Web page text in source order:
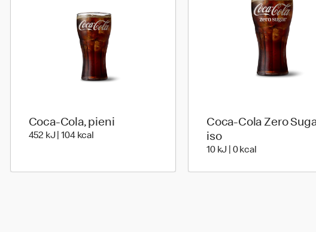
Coca-Cola, pieni
452 kJ | 104 kcal
Coca-Cola Zero
iso
10 kJ | 0 kcal